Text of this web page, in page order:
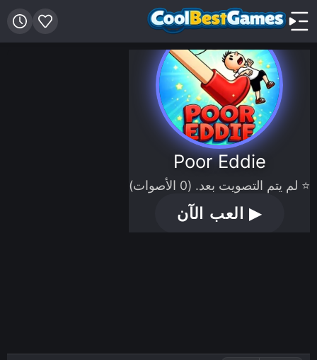
Poor Eddie
⭐ لم يتم التصويت بعد. (0 الأصوات)
▶العب الآن